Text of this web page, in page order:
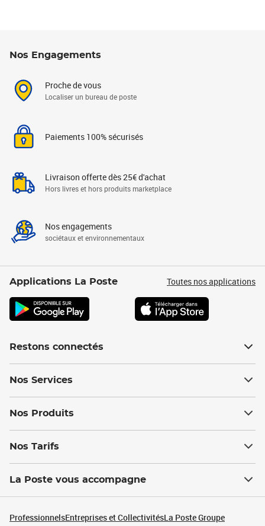
Nos Engagements
Proche de vous
Localiser un bureau de poste
Paiements 100% sécurisés
Livraison offerte dès 25€ d'achat
Hors livres et hors produits marketplace
Nos engagements
sociétaux et environnementaux
Applications La Poste Toutes nos applications
Restons connectés
Nos Services
Nos Produits
Nos Tarifs
La Poste vous accompagne
ProfessionnelsEntreprises et CollectivitésLa Poste Groupe